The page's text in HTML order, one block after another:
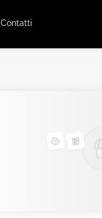
Contatti